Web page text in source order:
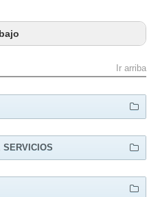
Ir arriba
SERVICIOS